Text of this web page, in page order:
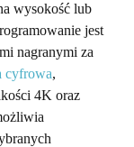
wysokość lub
jest
nagranymi za
cyfrowa,
4K oraz